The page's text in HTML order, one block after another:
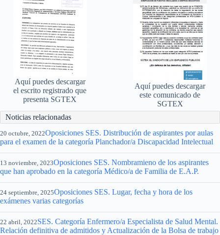
Aquí puedes descargar
este comunicado de
SGTEX
Aquí puedes descargar
el escrito registrado que
presenta SGTEX
Noticias relacionadas
20 octubre, 2022Oposiciones SES. Distribución de aspirantes por aulas
para el examen de la categoría Planchador/a Discapacidad Intelectual
13 noviembre, 2023Oposiciones SES. Nombramieno de los aspirantes
que han aprobado en la categoría Médico/a de Familia de E.A.P.
24 septiembre, 2025Oposiciones SES. Lugar, fecha y hora de los
exámenes varias categorías
22 abril, 2022SES. Categoría Enfermero/a Especialista de Salud Mental.
Relación definitiva de admitidos y Actualización de la Bolsa de trabajo